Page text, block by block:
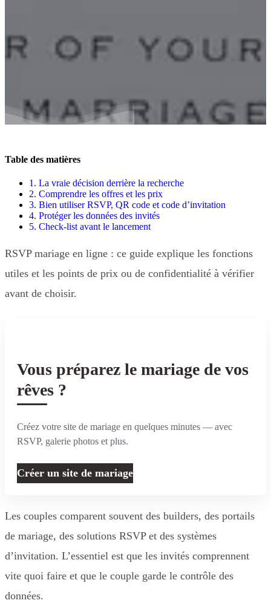
Table des matières
1. La vraie décision derrière la recherche
2. Comprendre les offres et les prix
3. Bien utiliser RSVP, QR code et code d’invitation
4. Protéger les données des invités
5. Check-list avant le lancement
RSVP mariage en ligne : ce guide explique les fonctions
utiles et les points de prix ou de confidentialité à vérifier
avant de choisir.
Vous préparez le mariage de vos
rêves ?
Créez votre site de mariage en quelques minutes — avec
RSVP, galerie photos et plus.
Créer un site de mariage
Les couples comparent souvent des builders, des portails
de mariage, des solutions RSVP et des systèmes
d’invitation. L’essentiel est que les invités comprennent
vite quoi faire et que le couple garde le contrôle des
données.